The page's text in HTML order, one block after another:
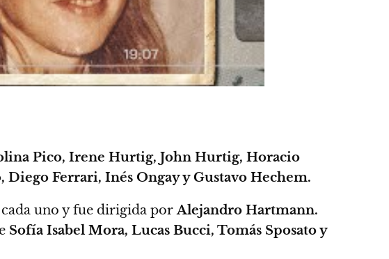
Pico, Irene Hurtig, John Hurtig, Horacio
Ferrari, Inés Ongay y Gustavo Hechem.
cada uno y fue dirigida porAlejandro Hartmann.
Sofía Isabel Mora, Lucas Bucci, Tomás Sposato y